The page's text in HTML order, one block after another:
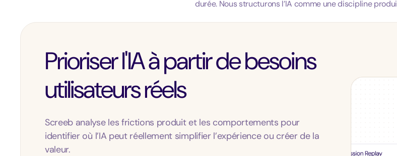
durée. Nous structurons l’IA comme une discipline
Prioriser l'IA à partir de besoins
utilisateurs réels
Screeb analyse les frictions produit et les comportements pour
identifier où l’IA peut réellement simplifier l’expérience ou créer de la
valeur.